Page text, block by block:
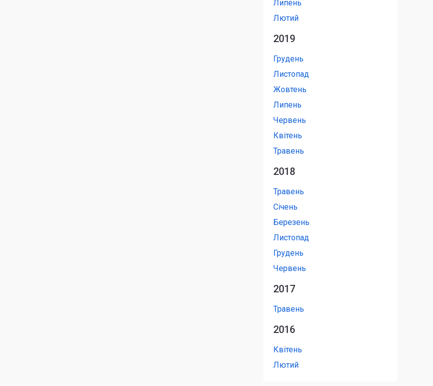
Липень
Лютий
2019
Грудень
Листопад
Жовтень
Липень
Червень
Квітень
Травень
2018
Травень
Січень
Березень
Листопад
Грудень
Червень
2017
Травень
2016
Квітень
Лютий